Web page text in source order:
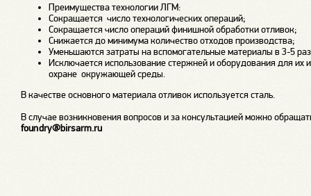
Преимущества технологии ЛГМ:
Сокращается число технологических операций;
Сокращается число операций финишной обработки отливок;
Снижается до минимума количество отходов производства;
Уменьшаются затраты на вспомогательные материалы в 3-5
Исключается использование стержней и оборудования для
охране окружающей среды.
В качестве основного материала отливок используется сталь.
В случае возникновения вопросов и за консультацией можно
foundry@birsarm.ru